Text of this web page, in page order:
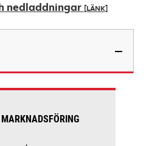
nedladdningar [LÄNK]